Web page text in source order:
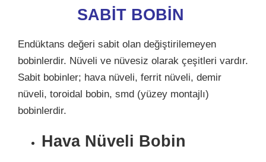
SABİT BOBİN
Endüktans değeri sabit olan değiştirilemeyen
bobinlerdir. Nüveli ve nüvesiz olarak çeşitleri vardır.
Sabit bobinler; hava nüveli, ferrit nüveli, demir
nüveli, toroidal bobin, smd (yüzey montajlı)
bobinlerdir.
Hava Nüveli Bobin